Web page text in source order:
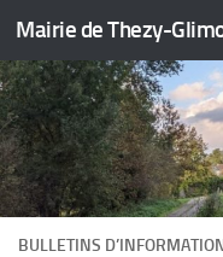
Skip to content
Mairie de Thezy-
BULLETINS